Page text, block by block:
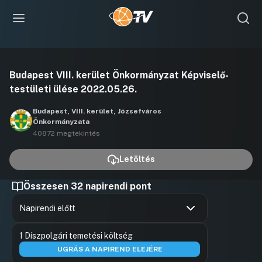
lejátszása
Budapest VIII. kerület Önkormányzat Képviselő-
testületi ülése 2022.05.26.
Budapest, VIII. kerület, Józsefváros
Önkormányzata
40872 megtekintés
Letöltés
Összesen 32 napirendi pont
Napirendi előtt
1 Díszpolgári temetési költség
UGRÁS A NAPIREND ELEJÉRE